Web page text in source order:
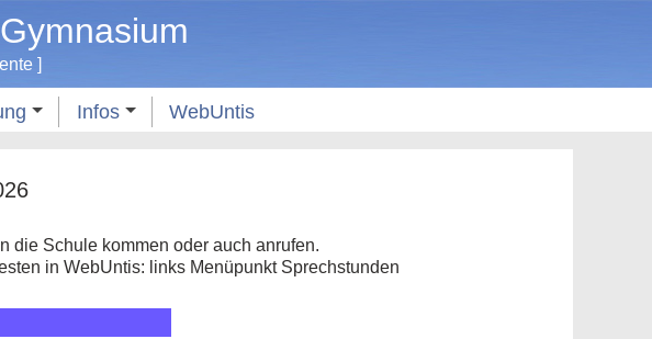
]
Infos WebUntis
die Schule kommen oder auch anrufen.
in WebUntis: links Menüpunkt Sprechstunden